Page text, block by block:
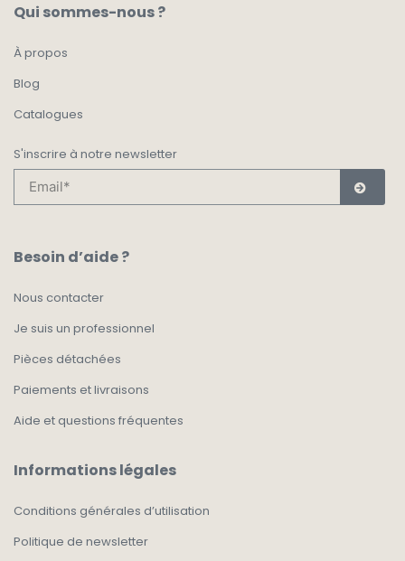
Qui sommes-nous ?
À propos
Blog
Catalogues
S'inscrire à notre newsletter
Besoin d’aide ?
Nous contacter
Je suis un professionnel
Pièces détachées
Paiements et livraisons
Aide et questions fréquentes
Informations légales
Conditions générales d’utilisation
Politique de newsletter